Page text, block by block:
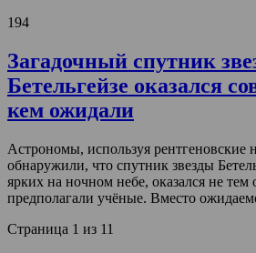
194
Загадочный спутник
Бетельгейзе оказался
кем ожидали
Астрономы, используя рентгеновские
обнаружили, что спутник звезды
ярких на ночном небе, оказался не тем
предполагали учёные. Вместо
Страница 1 из 11